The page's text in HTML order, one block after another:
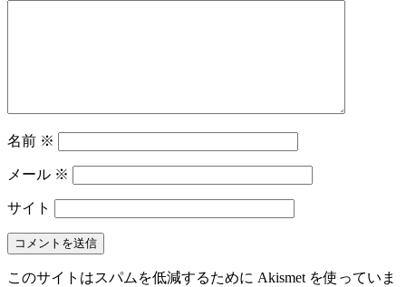
名前 ※
メール ※
サイト
このサイトはスパムを低減するために Akismet を使っていま